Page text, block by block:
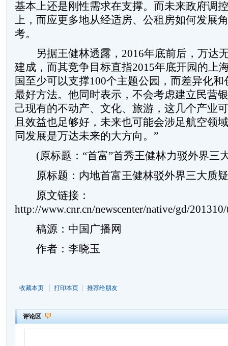
基本上还是刚性需求在支撑。而未来政府调
上，而应更多地从经适房、公租房如何发展
考。
另据王健林透露，2016年底前后，万达
建成，而其竞争目标直指2015年底开园的上
国至少可以支撑100个主题公园，而差异化
最好方法。他同时表示，不会考虑建立民营
己现有的不动产、文化、旅游，这几个产业
且效益也足够好，未来也可能会涉足航空领
同发展是万达未来的大方向。”
(原标题：“首富”首秀王健林力驳外界三
原标题：内地首富王健林驳外界三大质疑
原文链接：
http://www.cnr.cn/newscenter/native/gd/
稿源：中国广播网
作者：李晓玉
收藏本页 打印本页 推荐给朋友
评论区